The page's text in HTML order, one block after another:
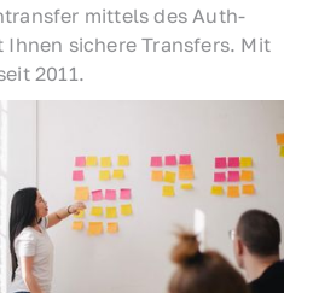
mittels des Auth-
Ihnen sichere Transfers. Mit
2011.